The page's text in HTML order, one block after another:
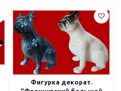
Фигурка декорат.